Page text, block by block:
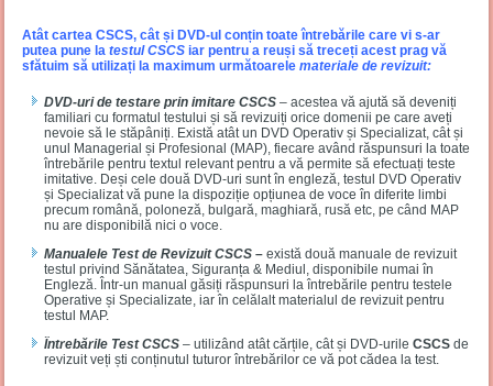
Atât cartea CSCS, cât și DVD-ul conțin toate întrebările care vi s-ar
putea pune latestul CSCS iar pentru a reuși să treceți acest prag vă
sfătuim să utilizați la maximum următoarelemateriale de revizuit:
DVD-uri de testare prin imitare CSCS – acestea vă ajută să deveniți
familiari cu formatul testului și să revizuiți orice domenii pe care aveți
nevoie să le stăpâniți. Există atât un DVD Operativ și Specializat, cât și
unul Managerial și Profesional (MAP), fiecare având răspunsuri la toate
întrebările pentru textul relevant pentru a vă permite să efectuați teste
imitative. Deși cele două DVD-uri sunt în engleză, testul DVD Operativ
și Specializat vă pune la dispoziție opțiunea de voce în diferite limbi
precum română, poloneză, bulgară, maghiară, rusă etc, pe când MAP
nu are disponibilă nici o voce.
Manualele Test de Revizuit CSCS –există două manuale de revizuit
testul privind Sănătatea, Siguranța & Mediul, disponibile numai în
Engleză. Într-un manual găsiți răspunsuri la întrebările pentru testele
Operative și Specializate, iar în celălalt materialul de revizuit pentru
testul MAP.
Întrebările Test CSCS – utilizând atât cărțile, cât și DVD-urileCSCS de
revizuit veți ști conținutul tuturor întrebărilor ce vă pot cădea la test.